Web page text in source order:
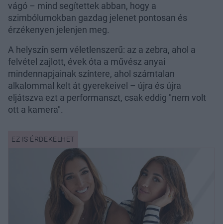
vágó – mind segítettek abban, hogy a
szimbólumokban gazdag jelenet pontosan és
érzékenyen jelenjen meg.
A helyszín sem véletlenszerű: az a zebra, ahol a
felvétel zajlott, évek óta a művész anyai
mindennapjainak színtere, ahol számtalan
alkalommal kelt át gyerekeivel – újra és újra
eljátszva ezt a performanszt, csak eddig "nem volt
ott a kamera".